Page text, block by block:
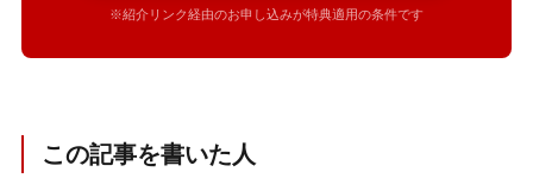
※紹介リンク経由のお申し込みが特典適用の条件です
この記事を書いた人